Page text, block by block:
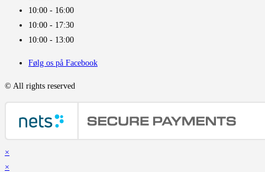
10:00 - 16:00​
10:00 - 17:30
10:00 - 13:00
Følg os på Facebook
© All rights reserved
×
×